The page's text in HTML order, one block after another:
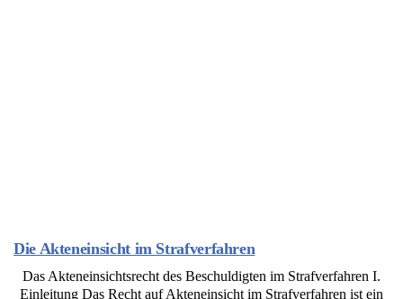
Die Akteneinsicht im Strafverfahren
Das Akteneinsichtsrecht des Beschuldigten im Strafverfahren I.
Einleitung Das Recht auf Akteneinsicht im Strafverfahren ist ein